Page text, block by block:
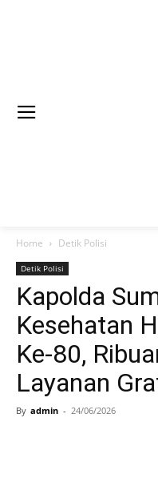
Home Detik Polisi
Detik Polisi
Kapolda
Kesehatan
Ke-80,
Layanan
By admin - 24/06/2026